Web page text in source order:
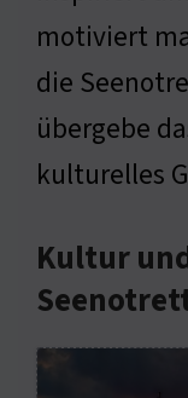
motiviert
die
übergebe
kulturelles
Kultur